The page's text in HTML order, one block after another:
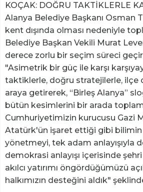
KOÇAK: DOĞRU TAKTİKLERLE
Alanya Belediye Başkanı Osman
kent dışında olması nedeniyle
Belediye Başkan Vekili Murat
derece zorlu bir seçim süreci
"Asimetrik bir güç ile karşı
taktiklerle, doğru stratejilerle, ilçe
araya getirerek, “Birleş Alanya”
bütün kesimlerini bir arada
Cumhuriyetimizin kurucusu Gazi
Atatürk'ün işaret ettiği gibi bilimin
yönetmeyi, tek adam anlayışıyla
demokrasi anlayışı içerisinde
akılcı yatırımı öngördüğümüzü
halkımızın desteğini aldık"